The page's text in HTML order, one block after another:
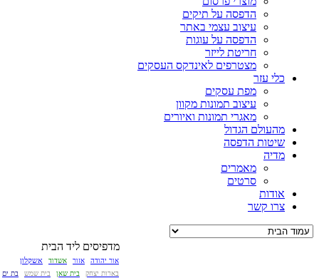
הדפסה על תיקים
עיצוב עצמי באתר
הדפסה על עוגות
חריטת לייזר
מצטרפים לאינדקס העסקים
כלי עזר
מפת עסקים
עיצוב תמונות מקוון
מאגרי תמונות ואיורים
מהעולם הגדול
שיטות הדפסה
מדיה
מאמרים
סרטים
אודות
צרו קשר
מדפיסים ליד הבית
אור יהודה אזור אשדוד אשקלון
בארות יצחק בית שאן בית שמש
בת ים